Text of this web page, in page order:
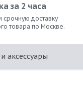
за 2 часа
срочную доставку
товара по Москве.
аксессуары